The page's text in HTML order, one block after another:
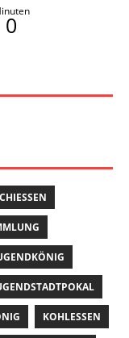
0
KOHLESSEN